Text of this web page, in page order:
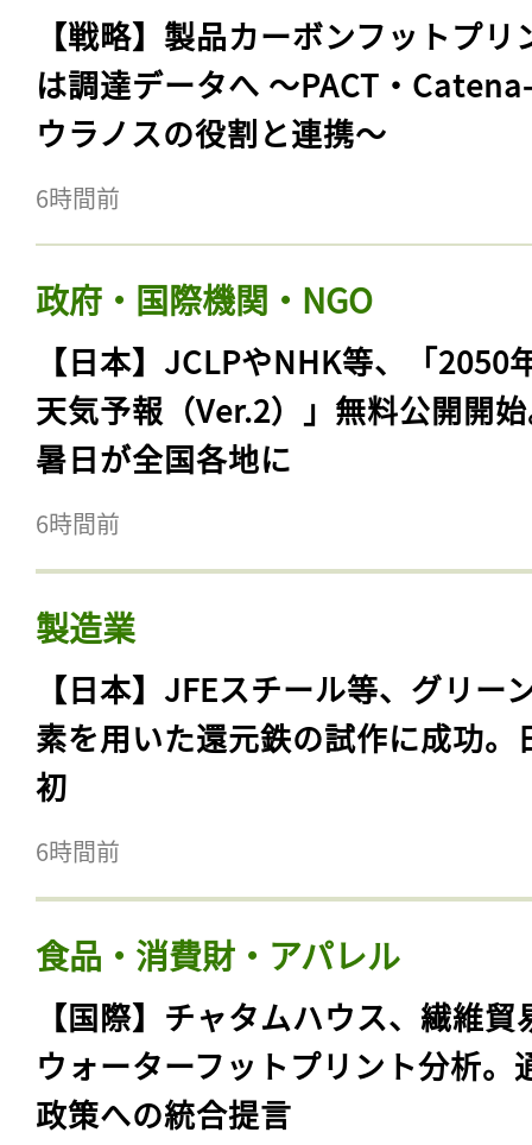
【戦略】製品カーボンフットプリ
は調達データへ 〜PACT・
ウラノスの役割と連携〜
6時間前
政府・国際機関・NGO
【日本】JCLPやNHK等、「2050
天気予報（Ver.2）」無料公開開
暑日が全国各地に
6時間前
製造業
【日本】JFEスチール等、グリー
素を用いた還元鉄の試作に成功。
初
6時間前
食品・消費財・アパレル
【国際】チャタムハウス、繊維貿
ウォーターフットプリント分析。
政策への統合提言